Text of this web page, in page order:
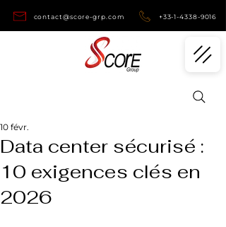
contact@score-grp.com +33-1-4338-9016
Data center sécurisé :
10 exigences clés en
2026
10 févr.